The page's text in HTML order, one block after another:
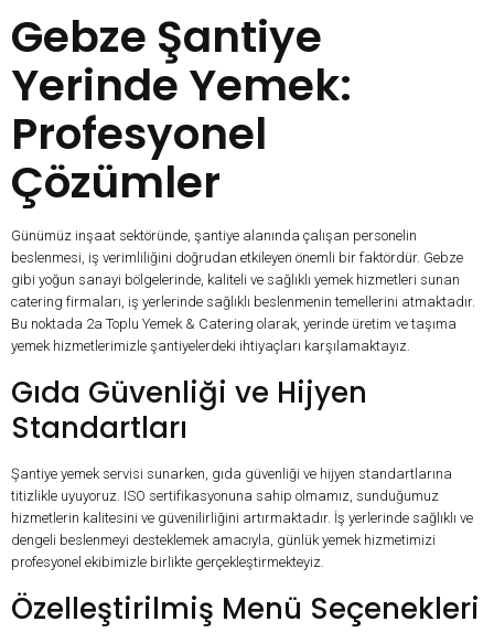
Gebze Şantiye
Yerinde Yemek:
Profesyonel
Çözümler
Günümüz inşaat sektöründe, şantiye alanında çalışan personelin
beslenmesi, iş verimliliğini doğrudan etkileyen önemli bir faktördür. Gebze
gibi yoğun sanayi bölgelerinde, kaliteli ve sağlıklı yemek hizmetleri sunan
catering firmaları, iş yerlerinde sağlıklı beslenmenin temellerini atmaktadır.
Bu noktada 2a Toplu Yemek & Catering olarak, yerinde üretim ve taşıma
yemek hizmetlerimizle şantiyelerdeki ihtiyaçları karşılamaktayız.
Gıda Güvenliği ve Hijyen
Standartları
Şantiye yemek servisi sunarken, gıda güvenliği ve hijyen standartlarına
titizlikle uyuyoruz. ISO sertifikasyonuna sahip olmamız, sunduğumuz
hizmetlerin kalitesini ve güvenilirliğini artırmaktadır. İş yerlerinde sağlıklı ve
dengeli beslenmeyi desteklemek amacıyla, günlük yemek hizmetimizi
profesyonel ekibimizle birlikte gerçekleştirmekteyiz.
Özelleştirilmiş Menü Seçenekleri